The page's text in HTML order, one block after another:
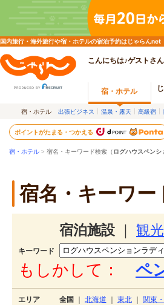
国内旅行・海外旅行や宿・ホテルの宿泊予約はじゃらん
こんにちは♪ゲストさん
宿・ホテル
宿・ホテル 出張ビジネス 温泉・露天 高級宿
ポイントがたまる・つかえる
宿・ホテル > 宿名・キーワード検索（ ログハウスペンシ
宿名・キーワー
宿泊施設 観
キーワード
もしかして： ペ
エリア 全国 北海道 東北 関東